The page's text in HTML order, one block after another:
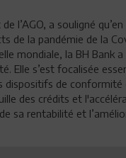
l’AGO, a souligné
de la pandémie de la
mondiale, la BH Bank
Elle s’est focalisée
de conformité
des crédits et
sa rentabilité et